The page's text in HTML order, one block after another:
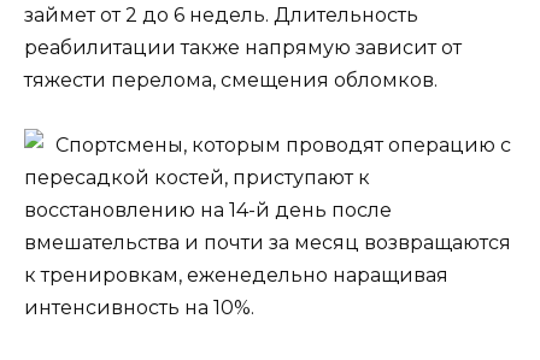
займет от 2 до 6 недель. Длительность
реабилитации также напрямую зависит от
тяжести перелома, смещения обломков.
Спортсмены, которым проводят операцию с
пересадкой костей, приступают к
восстановлению на 14-й день после
вмешательства и почти за месяц возвращаются
к тренировкам, еженедельно наращивая
интенсивность на 10%.